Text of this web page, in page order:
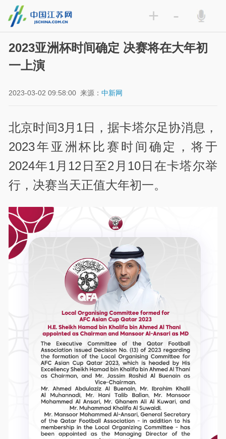
+ -
2023亚洲杯时间确定 决赛将在大年初
一上演
2023-03-02 09:58:00 来源：中新网
北京时间3月1日，据卡塔尔足协消息，
2023年亚洲杯比赛时间确定，将于
2024年1月12日至2月10日在卡塔尔举
行，决赛当天正值大年初一。